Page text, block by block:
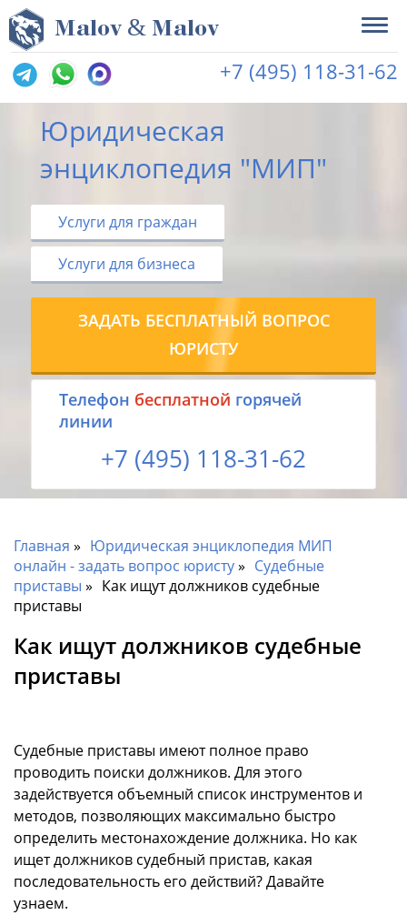
Malov & Malov
+7 (495) 118-31-62
Юридическая
энциклопедия "МИП"
Услуги для граждан
Услуги для бизнеса
ЗАДАТЬ БЕСПЛАТНЫЙ ВОПРОС
ЮРИСТУ
Tелефон бесплатной горячей
линии
+7 (495) 118-31-62
Главная
Юридическая энциклопедия МИП
онлайн - задать вопрос юристу
Судебные
приставы
Как ищут должников судебные
приставы
Как ищут должников судебные
приставы
Судебные приставы имеют полное право
проводить поиски должников. Для этого
задействуется объемный список инструментов и
методов, позволяющих максимально быстро
определить местонахождение должника. Но как
ищет должников судебный пристав, какая
последовательность его действий? Давайте
узнаем.